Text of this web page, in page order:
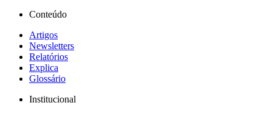
Conteúdo
Artigos
Newsletters
Relatórios
Explica
Glossário
Institucional